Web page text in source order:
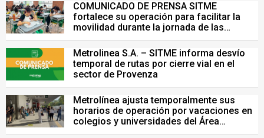
COMUNICADO DE PRENSA SITME
fortalece su operación para facilitar la
movilidad durante la jornada de las
Pruebas Saber del 26 de julio
Metrolinea S.A. – SITME informa desvío
temporal de rutas por cierre vial en el
sector de Provenza
Metrolínea ajusta temporalmente sus
horarios de operación por vacaciones en
colegios y universidades del Área
Metropolitana de Bucaramanga.